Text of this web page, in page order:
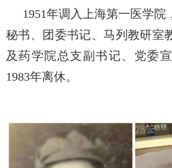
1951年调入上海第一医学院
秘书、团委书记、马列教研室
及药学院总支副书记、党委
1983年离休。